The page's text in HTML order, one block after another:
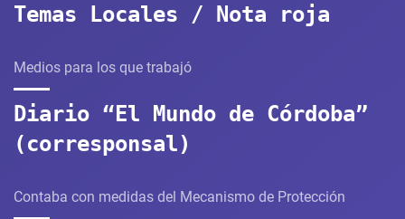
Temas Locales / Nota roja
Medios para los que trabajó
Diario “El Mundo de Córdoba”
(corresponsal)
Contaba con medidas del Mecanismo de Protección